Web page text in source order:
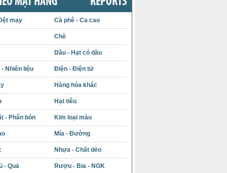
may Cà phê - Ca cao
Chè
Dầu - Hạt có dầu
- Nhiên liệu Điện - Điện tử
Hàng hóa khác
Hạt tiêu
- Phân bón Kim loại màu
Mía - Đường
Nhựa - Chất dẻo
- Quả Rượu - Bia - NGK